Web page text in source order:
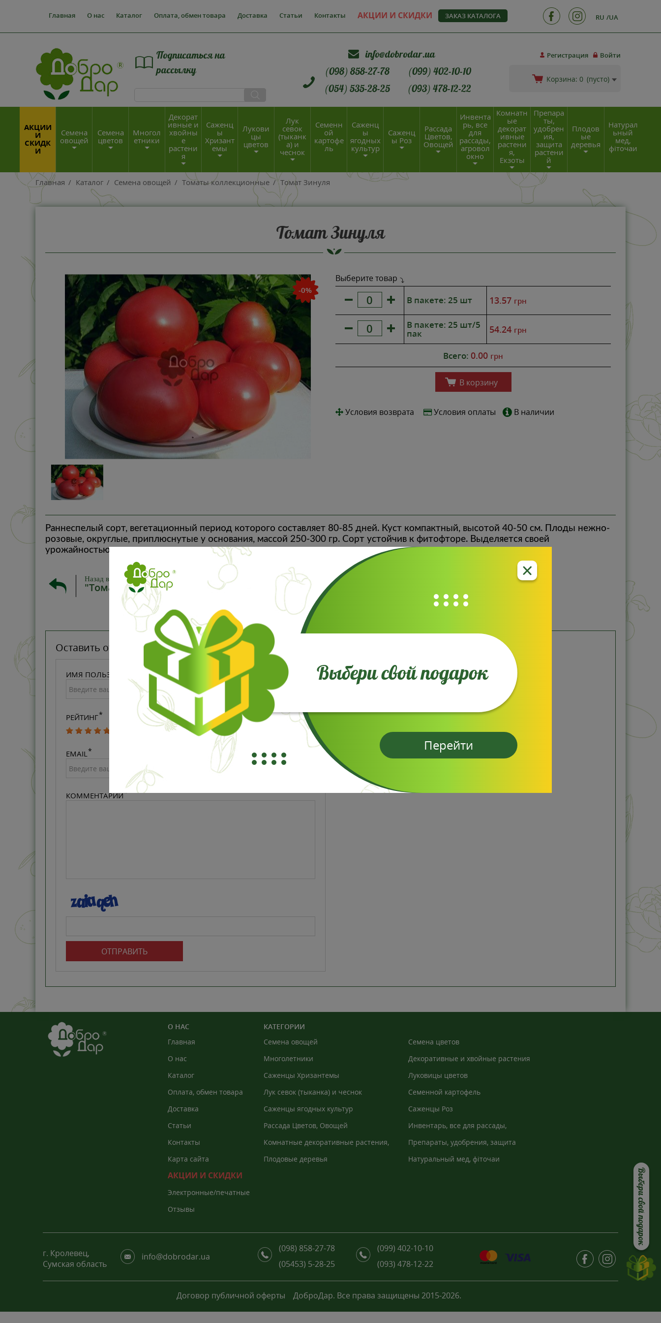
Выбери свой подарок
Главная О нас Каталог Оплата, обмен товара Доставка Статьи Контакты АКЦИИ И СКИДКИ ЗАКАЗ КАТАЛОГА RU UA
Регистрация Войти
Корзина: 0 (пусто)
Подписаться на
рассылку
info@dobrodar.ua
(098) 858-27-78
(099) 402-10-10
(054) 535-28-25
(093) 478-12-22
АКЦИИ
И
СКИДК
И
Семена
овощей
Семена
цветов
Многол
етники
Декорат
ивные и
хвойны
е
растени
я
Саженц
ы
Хризант
емы
Лукови
цы
цветов
Лук
севок
(тыканк
а) и
чеснок
Семенн
ой
картофе
ль
Саженц
ы
ягодных
культур
Саженц
ы Роз
Рассада
Цветов,
Овощей
Инвента
рь, все
для
рассады,
агровол
окно
Комнатн
ые
декорат
ивные
растени
я,
Екзоты
Препара
ты,
удобрен
ия,
защита
растени
й
Плодов
ые
деревья
Натурал
ьный
мед,
фіточаи
Главная / Каталог / Семена овощей / Томаты коллекционные / Томат Зинуля
Томат Зинуля
-0%
Выберите товар
В пакете: 25 шт 13.57 грн
В пакете: 25 шт/5
пак 54.24 грн
Всего: 0.00 грн
В корзину
Условия возврата Условия оплаты В наличии
Раннеспелый сорт, вегетационный период которого составляет 80-85 дней. Куст компактный, высотой 40-50 см. Плоды нежно-
розовые, округлые, приплюснутые у основания, массой 250-300 гр. Сорт устойчив к фитофторе. Выделяется своей
урожайностью.
Назад в
"Томаты коллекционные"
Отзывы
Оставить отзыв
ИМЯ ПОЛЬЗОВАТЕЛЯ
РЕЙТИНГ
EMAIL
КОММЕНТАРИЙ
ОТПРАВИТЬ
О НАС
Главная
О нас
Каталог
Оплата, обмен товара
Доставка
Статьи
Контакты
Карта сайта
АКЦИИ И СКИДКИ
Электронные/печатные
Отзывы
КАТЕГОРИИ
Семена овощей
Семена цветов
Многолетники
Декоративные и хвойные растения
Саженцы Хризантемы
Луковицы цветов
Лук севок (тыканка) и чеснок
Семенной картофель
Саженцы ягодных культур
Саженцы Роз
Рассада Цветов, Овощей
Инвентарь, все для рассады,
Комнатные декоративные растения,
Препараты, удобрения, защита
Плодовые деревья Натуральный мед, фіточаи
г. Кролевец,
Сумская область
info@dobrodar.ua
(098) 858-27-78
(099) 402-10-10
(05453) 5-28-25
(093) 478-12-22
Договор публичной оферты ДоброДар. Все права защищены 2015-2026.
Выбери свой подарок
Перейти